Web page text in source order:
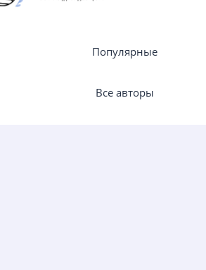
Популярные
Все авторы